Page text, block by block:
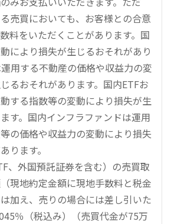
売買においても、お客様との合意
料をいただくことがあります。国
により損失が生じるおそれがあり
用する不動産の価格や収益力の変
るおそれがあります。国内ETFお
する指数等の変動により損失が生
す。国内インフラファンドは運用
の価格や収益力の変動により損失
ります。
、外国預託証券を含む）の売買取
現地約定金額に現地手数料と税金
加え、売りの場合には差し引いた
％（税込み）（売買代金が75万